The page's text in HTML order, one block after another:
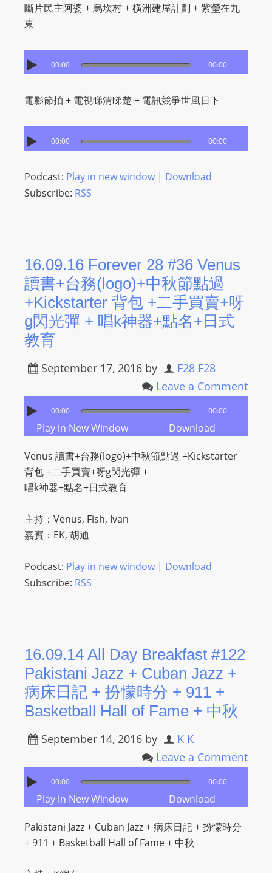
斷片民主阿婆 + 烏坎村 + 橫洲建屋計劃 + 紫瑩在九
東
00:00 00:00
電影節拍 + 電視睇清睇楚 + 電訊競爭世風日下
00:00 00:00
Podcast: Play in new window| Download
Subscribe: RSS
16.09.16 Forever 28 #36 Venus
讀書+台務(logo)+中秋節點過
+Kickstarter 背包 +二手買賣+呀
g閃光彈 + 唱k神器+點名+日式
教育
September 17, 2016 by
F28 F28
Leave a Comment
00:00 00:00
Play in New Window Download
Venus 讀書+台務(logo)+中秋節點過 +Kickstarter
背包 +二手買賣+呀g閃光彈 +
唱k神器+點名+日式教育
主持：Venus, Fish, Ivan
嘉賓：EK, 胡迪
Podcast: Play in new window| Download
Subscribe: RSS
16.09.14 All Day Breakfast #122
Pakistani Jazz + Cuban Jazz +
病床日記 + 扮懞時分 + 911 +
Basketball Hall of Fame + 中秋
September 14, 2016 by
K K
Leave a Comment
00:00 00:00
Play in New Window Download
Pakistani Jazz + Cuban Jazz + 病床日記 + 扮懞時分
+ 911 + Basketball Hall of Fame + 中秋